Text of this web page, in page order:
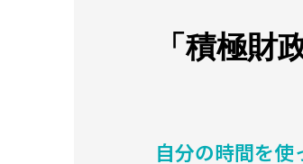
「積極財
自分の時間を使